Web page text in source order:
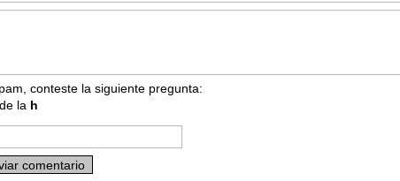
conteste la siguiente pregunta:
la h